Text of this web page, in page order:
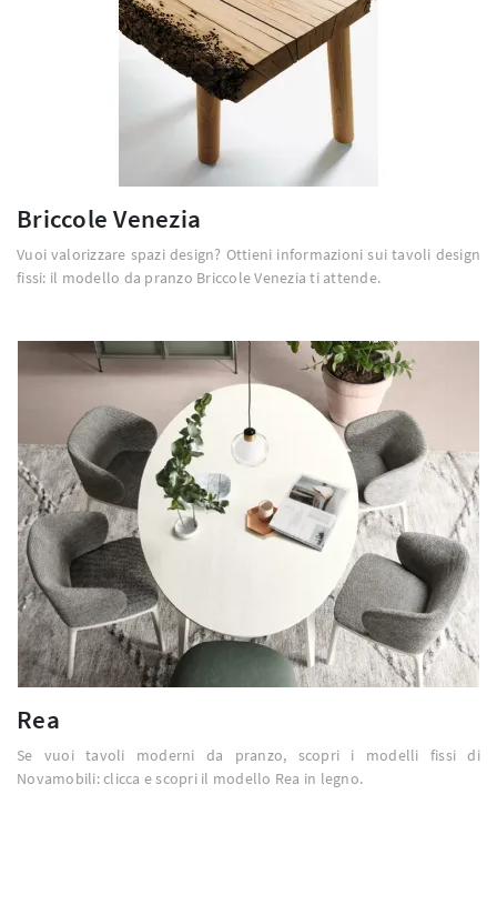
Briccole Venezia
Vuoi valorizzare spazi design? Ottieni informazioni sui tavoli design
fissi: il modello da pranzo Briccole Venezia ti attende.
Rea
Se vuoi tavoli moderni da pranzo, scopri i modelli fissi di
Novamobili: clicca e scopri il modello Rea in legno.